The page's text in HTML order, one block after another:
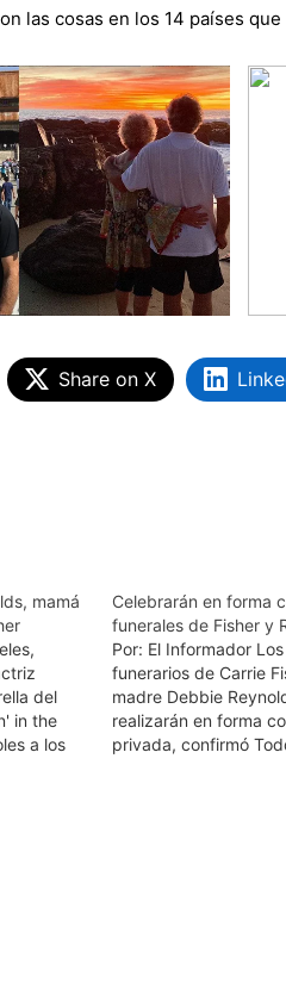
las cosas en los 14 países
Share on X
mamá
del
in the
a los
Celebrarán en forma
funerales de Fisher y
Por: El Informador
funerarios de Carrie
madre Debbie
realizarán en forma
privada, confirmó